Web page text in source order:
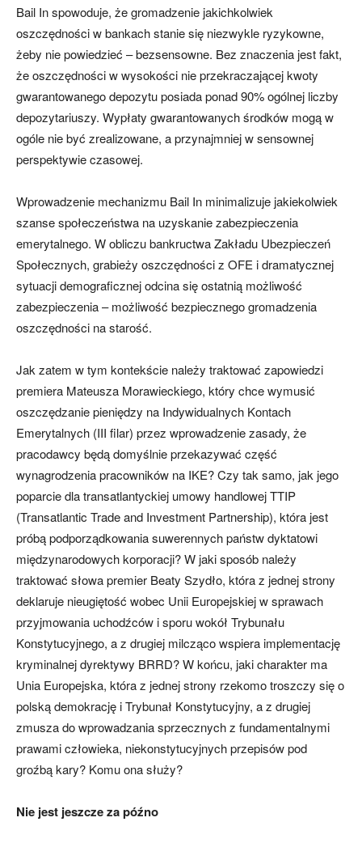
Bail In spowoduje, że gromadzenie jakichkolwiek
oszczędności w bankach stanie się niezwykle ryzykowne,
żeby nie powiedzieć – bezsensowne. Bez znaczenia jest fakt,
że oszczędności w wysokości nie przekraczającej kwoty
gwarantowanego depozytu posiada ponad 90% ogólnej liczby
depozytariuszy. Wypłaty gwarantowanych środków mogą w
ogóle nie być zrealizowane, a przynajmniej w sensownej
perspektywie czasowej.
Wprowadzenie mechanizmu Bail In minimalizuje jakiekolwiek
szanse społeczeństwa na uzyskanie zabezpieczenia
emerytalnego. W obliczu bankructwa Zakładu Ubezpieczeń
Społecznych, grabieży oszczędności z OFE i dramatycznej
sytuacji demograficznej odcina się ostatnią możliwość
zabezpieczenia – możliwość bezpiecznego gromadzenia
oszczędności na starość.
Jak zatem w tym kontekście należy traktować zapowiedzi
premiera Mateusza Morawieckiego, który chce wymusić
oszczędzanie pieniędzy na Indywidualnych Kontach
Emerytalnych (III filar) przez wprowadzenie zasady, że
pracodawcy będą domyślnie przekazywać część
wynagrodzenia pracowników na IKE? Czy tak samo, jak jego
poparcie dla transatlantyckiej umowy handlowej TTIP
(Transatlantic Trade and Investment Partnership), która jest
próbą podporządkowania suwerennych państw dyktatowi
międzynarodowych korporacji? W jaki sposób należy
traktować słowa premier Beaty Szydło, która z jednej strony
deklaruje nieugiętość wobec Unii Europejskiej w sprawach
przyjmowania uchodźców i sporu wokół Trybunału
Konstytucyjnego, a z drugiej milcząco wspiera implementację
kryminalnej dyrektywy BRRD? W końcu, jaki charakter ma
Unia Europejska, która z jednej strony rzekomo troszczy się o
polską demokrację i Trybunał Konstytucyjny, a z drugiej
zmusza do wprowadzania sprzecznych z fundamentalnymi
prawami człowieka, niekonstytucyjnych przepisów pod
groźbą kary? Komu ona służy?
Nie jest jeszcze za późno